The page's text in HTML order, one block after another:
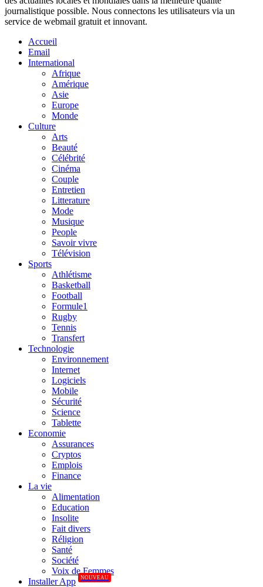
journalistique possible. Nous connectons les utilisateurs via un
service de webmail gratuit et innovant.
Accueil
Email
International
Afrique
Amérique
Asie
Europe
Monde
Culture
Arts
Beauté
Célébrité
Cinéma
Couple
Entretien
Litterature
Mode
Musique
People
Savoir vivre
Télévision
Sports
Athlétisme
Basketball
Football
Formule1
Rugby
Tennis
Transfert
Technologie
Environnement
Internet
Logiciels
Mobile
Sécurité
Science
Tablette
Economie
Assurances
Cryptos
Emplois
Finance
La vie
Alimentation
Education
Insolite
Fait divers
Réligion
Santé
Société
Voix de Femmes
Installer App
NOUVEAU